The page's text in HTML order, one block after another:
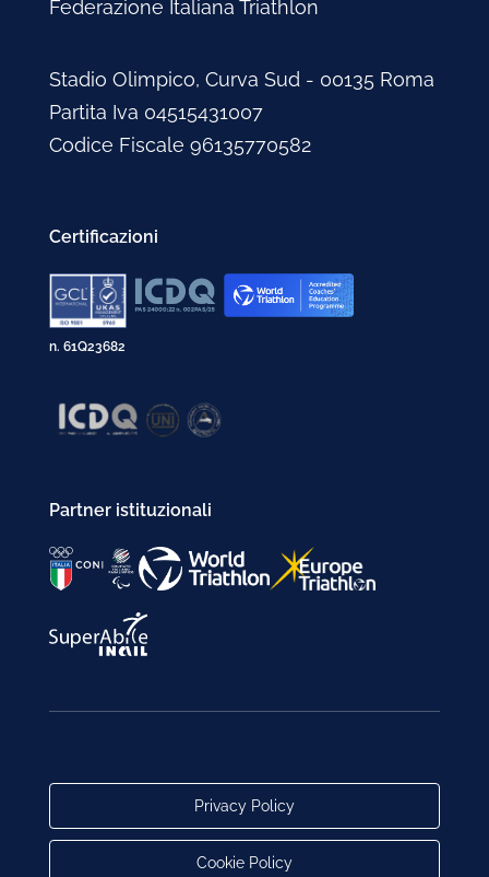
Federazione Italiana Triathlon
Stadio Olimpico, Curva Sud - 00135 Roma
Partita Iva 04515431007
Codice Fiscale 96135770582
Certificazioni
n. 61Q23682
Partner istituzionali
Privacy Policy
Cookie Policy